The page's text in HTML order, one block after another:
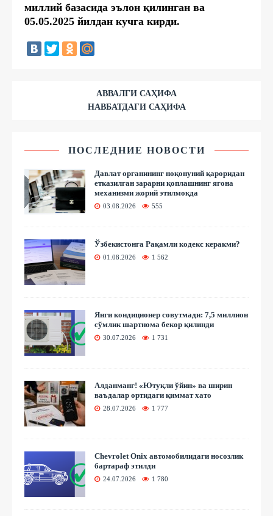
миллий базасида эълон қилинган ва
05.05.2025 йилдан кучга кирди.
АВВАЛГИ САҲИФА
НАВБАТДАГИ САҲИФА
ПОСЛЕДНИЕ НОВОСТИ
Давлат органининг ноқонуний қароридан
етказилган зарарни қоплашнинг ягона
механизми жорий этилмоқда
03.08.2026 555
Ўзбекистонга Рақамли кодекс керакми?
01.08.2026 1 562
Янги кондиционер совутмади: 7,5 миллион
сўмлик шартнома бекор қилинди
30.07.2026 1 731
Алданманг! «Ютуқли ўйин» ва ширин
ваъдалар ортидаги қиммат хато
28.07.2026 1 777
Chevrolet Onix автомобилидаги носозлик
бартараф этилди
24.07.2026 1 780